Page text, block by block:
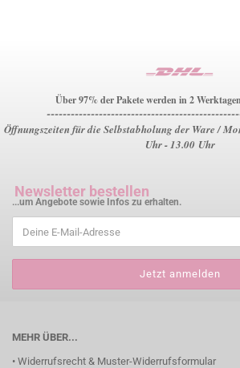
Über 97% der Pakete werden in 2
Öffnungszeiten für die Selbstabholung der Ware /
Uhr - 13.00 Uhr
Newsletter bestellen
...um Angebote sowie Infos zu erhalten.
MEHR ÜBER...
• Widerrufsrecht & Muster-Widerrufsformular